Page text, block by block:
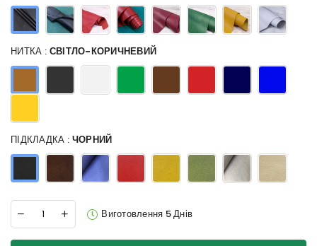
НИТКА : СВІТЛО-КОРИЧНЕВИЙ
ПІДКЛАДКА : ЧОРНИЙ
Виготовлення 5 Днів